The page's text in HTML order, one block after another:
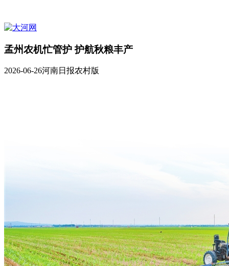
孟州农机忙管护 护航秋粮丰产
2026-06-26河南日报农村版